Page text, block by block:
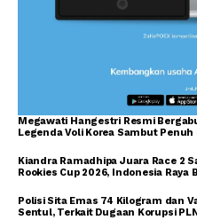
Megawati Hangestri Resmi
Legenda Voli Korea Sambut Penuh
Kiandra Ramadhipa Juara Race 2
Rookies Cup 2026, Indonesia
Polisi Sita Emas 74 Kilogram dan
Sentul, Terkait Dugaan Korupsi